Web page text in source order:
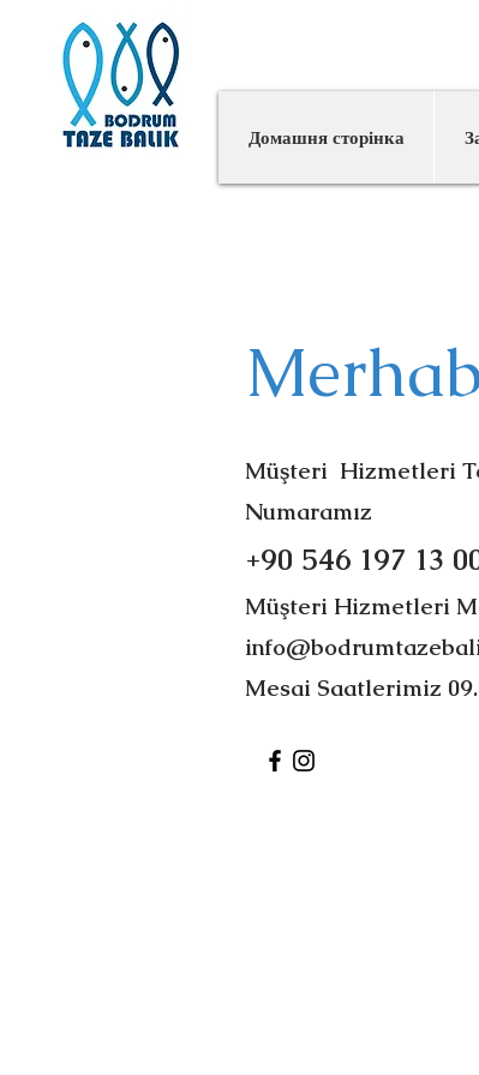
Домашня сторінка
Müşteri Hizmetleri
Numaramız
+90 546 197 13
Müşteri Hizmetleri
​Mesai Saatlerimiz